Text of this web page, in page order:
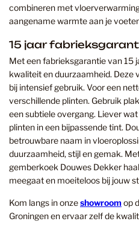
combineren met
aangename warmte aan je
15 jaar
Met een fabrieksgarantie van 15
kwaliteit en duurzaamheid. Deze
bij intensief gebruik. Voor een
verschillende plinten. Gebruik
een subtiele overgang. Liever
plinten in een bijpassende tint.
betrouwbare naam in
duurzaamheid, stijl en gemak.
gemberkoek Douwes Dekker
meegaat en moeiteloos bij jouw
Kom langs in onzeshowroomop
Groningen en ervaar zelf de